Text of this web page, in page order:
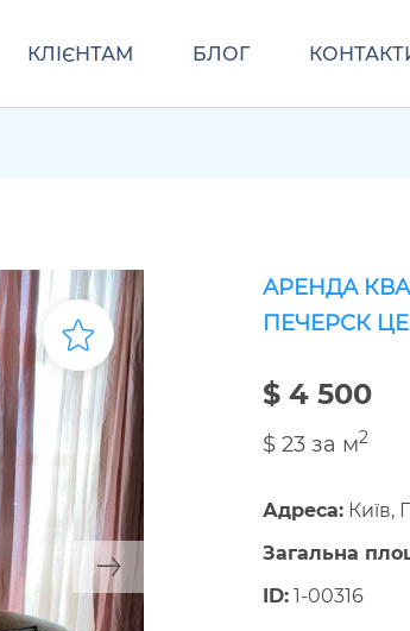
КЛІЄНТАМ БЛОГ
АРЕНДА
ПЕЧЕРСК
$ 4 500
$ 23 за м2
Адреса: Київ,
Загальна
ID: 1-00316